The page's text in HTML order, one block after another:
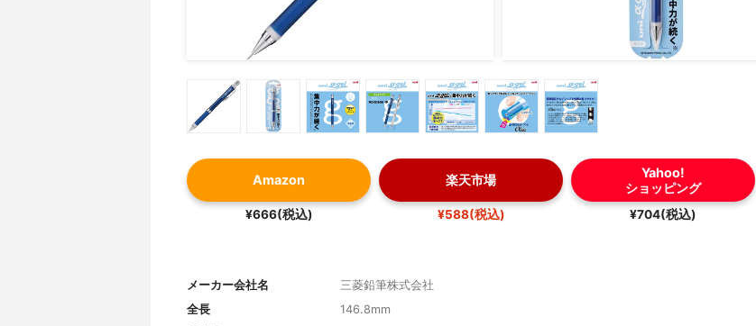
Amazon
¥666(税込)
楽天市場
¥588(税込)
Yahoo!
ショッピング
¥704(税込)
メーカー会社名
三菱鉛筆株式会社
全長
146.8mm